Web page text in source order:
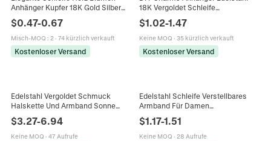
Anhänger Kupfer 18K Gold Silber
Plattiert Mit Zirkonia DIY Schmuck
Zubehör Für Damen
$0.47-0.67
Misch-MOQ : 2· 74 kürzlich verkauft
Kostenloser Versand
18K Vergoldet Schleife
Schmetterling Sonne Wasserdicht
Hypoallergen Für
Schmuckherstellung
$1.02-1.47
Keine MOQ · 35 kürzlich verkauft
Kostenloser Versand
Edelstahl Vergoldet Schmuck
Halskette Und Armband Sonne
Gesicht Herz Schleife
Keramikperlen Blau Weiß Blume
Damen
$3.27-6.94
Keine MOQ · 47 Aufrufe
Edelstahl Schleife Verstellbares
Armband Für Damen
Minimalistische Boxkette Gold
Silber Bogen Anhänger Armreif
Schmuck
$1.17-1.51
Keine MOQ · 28 Aufrufe